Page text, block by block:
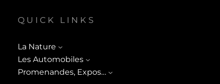
QUICK LINKS
La Nature
Les Automobiles
Promenandes, Expos…